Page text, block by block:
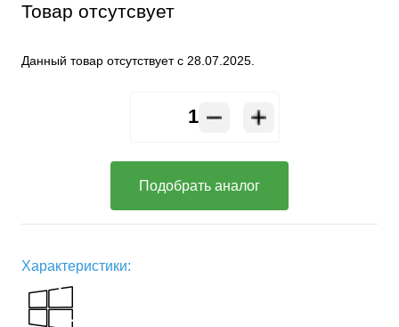
Товар отсутсвует
Данный товар отсутствует с 28.07.2025.
Подобрать аналог
Характеристики: